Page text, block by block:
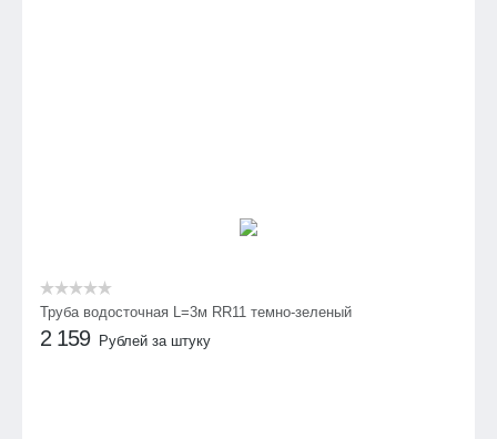
Труба водосточная L=3м RR11 темно-зеленый
2 159 Рублей за штуку